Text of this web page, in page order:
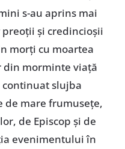
s-au aprins mai
și credincioșii
morți cu moartea
din morminte viață
continuat slujba
de mare frumusețe,
de Episcop și de
evenimentului în